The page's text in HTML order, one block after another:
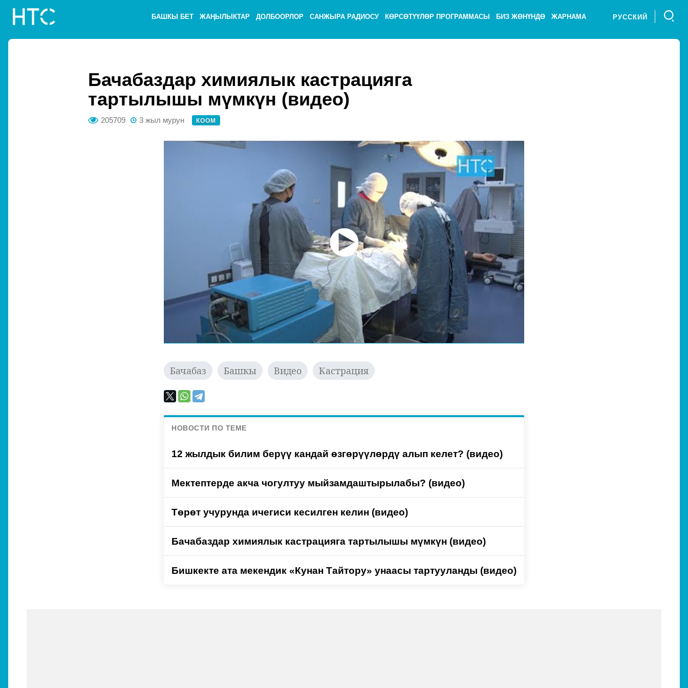
БАШКЫ БЕТ ЖАҢЫЛЫКТАР ДОЛБООРЛОР САНЖЫРА РАДИОСУ КӨРСӨТҮҮЛӨР ПРОГРАММАСЫ БИЗ ЖӨНҮНДӨ ЖАРНАМА РУССКИЙ
Бачабаздар химиялык кастрацияга
тартылышы мүмкүн (видео)
205709 3 жыл мурун КООМ
Бачабаз Башкы Видео Кастрация
НОВОСТИ ПО ТЕМЕ
12 жылдык билим берүү кандай өзгөрүүлөрдү алып келет? (видео)
Мектептерде акча чогултуу мыйзамдаштырылабы? (видео)
Төрөт учурунда ичегиси кесилген келин (видео)
Бачабаздар химиялык кастрацияга тартылышы мүмкүн (видео)
Бишкекте ата мекендик «Кунан Тайтору» унаасы тартууланды (видео)